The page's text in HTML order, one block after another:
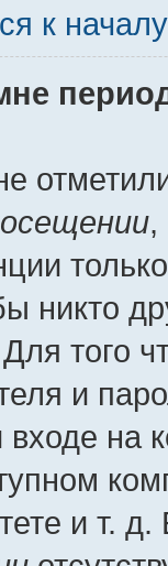
к началу
,
никто
того
и
входе на
и т. д.